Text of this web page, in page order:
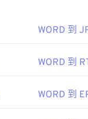
WORD 到
WORD 到
WORD 到